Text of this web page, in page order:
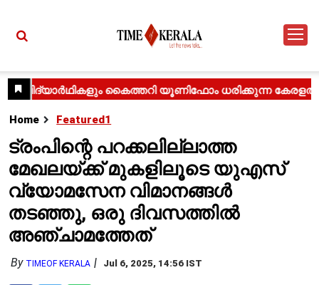
Home Featured1
ട്രംപിന്റെ പറക്കലില്ലാത്ത
മേഖലയ്ക്ക് മുകളിലൂടെ യുഎസ്
വ്യോമസേന വിമാനങ്ങൾ
തടഞ്ഞു, ഒരു ദിവസത്തിൽ
അഞ്ചാമത്തേത്
By TIMEOF KERALA Jul 6, 2025, 14:56 IST